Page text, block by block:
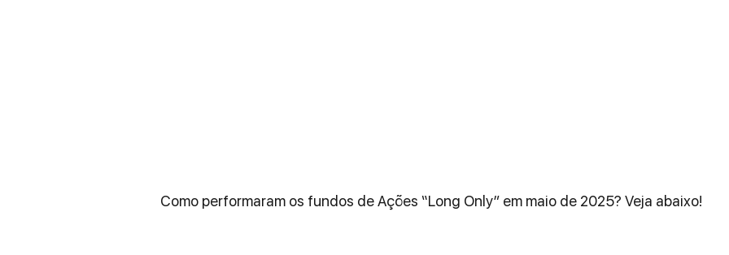
Como performaram os fundos de Ações “Long Only” em maio de 2025? Veja abaixo!